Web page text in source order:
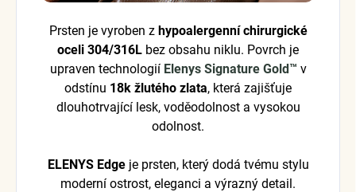
Prsten je vyroben z hypoalergenní chirurgické
oceli 304/316L bez obsahu niklu. Povrch je
upraven technologií Elenys Signature Gold™ v
odstínu 18k žlutého zlata, která zajišťuje
dlouhotrvající lesk, voděodolnost a vysokou
odolnost.
ELENYS Edgeje prsten, který dodá tvému stylu
moderní ostrost, eleganci a výrazný detail.